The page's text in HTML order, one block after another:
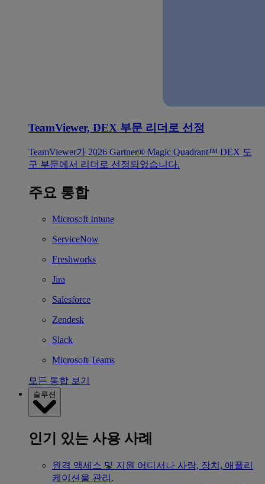
TeamViewer, DEX 부문 리더로 선정
TeamViewer가 2026 Gartner® Magic Quadrant™ DEX 도
구 부문에서 리더로 선정되었습니다.
주요 통합
Microsoft Intune
ServiceNow
Freshworks
Jira
Salesforce
Zendesk
Slack
Microsoft Teams
모든 통합 보기
솔루션
인기 있는 사용 사례
원격 액세스 및 지원 어디서나 사람, 장치, 애플리
케이션을 관리.